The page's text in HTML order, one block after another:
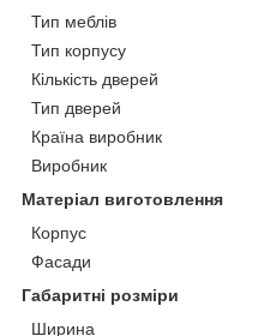
Тип меблів
Тип корпусу
Кількість дверей
Тип дверей
Країна виробник
Виробник
Матеріал виготовлення
Корпус
Фасади
Габаритні розміри
Ширина